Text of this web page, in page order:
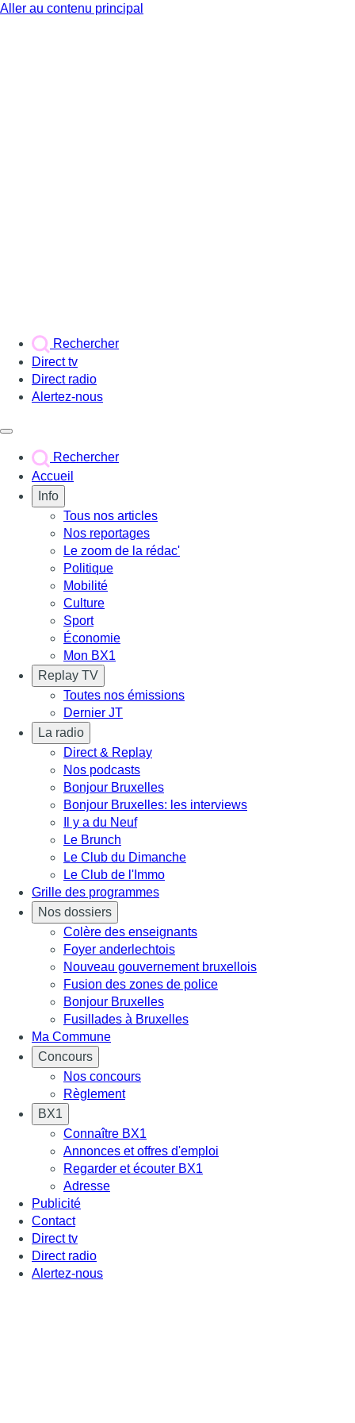
Aller au contenu principal
Rechercher
Direct tv
Direct radio
Alertez-nous
Rechercher
Accueil
Info
Tous nos articles
Nos reportages
Le zoom de la rédac'
Politique
Mobilité
Culture
Sport
Économie
Mon BX1
Replay TV
Toutes nos émissions
Dernier JT
La radio
Direct & Replay
Nos podcasts
Bonjour Bruxelles
Bonjour Bruxelles: les interviews
Il y a du Neuf
Le Brunch
Le Club du Dimanche
Le Club de l'Immo
Grille des programmes
Nos dossiers
Colère des enseignants
Foyer anderlechtois
Nouveau gouvernement bruxellois
Fusion des zones de police
Bonjour Bruxelles
Fusillades à Bruxelles
Ma Commune
Concours
Nos concours
Règlement
BX1
Connaître BX1
Annonces et offres d'emploi
Regarder et écouter BX1
Adresse
Publicité
Contact
Direct tv
Direct radio
Alertez-nous